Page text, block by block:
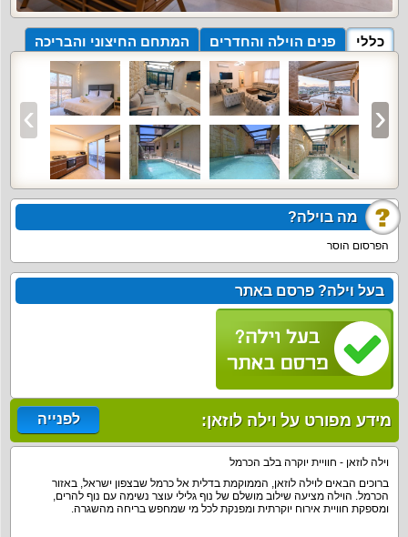
כללי פנים הוילה והחדרים המתחם החיצוני והבריכה
מה בוילה?
הפרסום הוסר
בעל וילה? פרסם באתר
מידע מפורט על וילה לוזאן: לפנייה
וילה לוזאן - חוויית יוקרה בלב הכרמל
ברוכים הבאים לוילה לוזאן, הממוקמת בדלית אל כרמל שבצפון ישראל, באזור
הכרמל. הוילה מציעה שילוב מושלם של נוף גלילי עוצר נשימה עם נוף להרים,
ומספקת חוויית אירוח יוקרתית ומפנקת לכל מי שמחפש בריחה מהשגרה.